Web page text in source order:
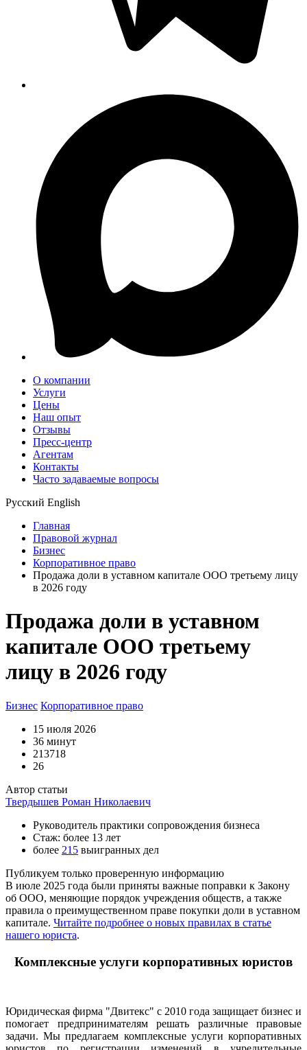
О компании
Услуги
Цены
Наш опыт
Отзывы
Пресс-центр
Агентам
Контакты
Часто задаваемые вопросы
Русский English
Главная
Правовой журнал
Бизнес
Корпоративное право
Продажа доли в уставном капитале ООО третьему лицу
в 2026 году
Продажа доли в уставном
капитале ООО третьему
лицу в 2026 году
Бизнес Корпоративное право
15 июля 2026
36 минут
213718
26
Автор статьи
Твердышев Роман Николаевич
Руководитель практики сопровождения бизнеса
Стаж: более 13 лет
более 215 выигранных дел
Публикуем только проверенную информацию
В июле 2025 года были приняты важные поправки к Закону
об ООО, меняющие порядок учреждения обществ, а также
правила о преимущественном праве покупки доли в уставном
капитале. Читайте подробнее о новых правилах в статье
нашего юриста.
Комплексные услуги корпоративных юристов
Юридическая фирма "Двитекс" с 2010 года защищает бизнес и
помогает предпринимателям решать различные правовые
задачи. Мы предлагаем комплексные услуги корпоративных